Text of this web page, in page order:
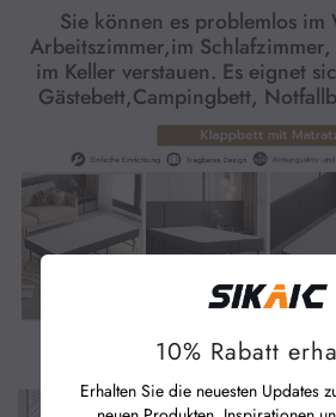
Sie können es problemlos im
Arbeitszimmer,im
im Keller verstauen. Es eignet
Gästebett,Campingbett,
10% Rabatt
Erhalten Sie die neuesten Updates